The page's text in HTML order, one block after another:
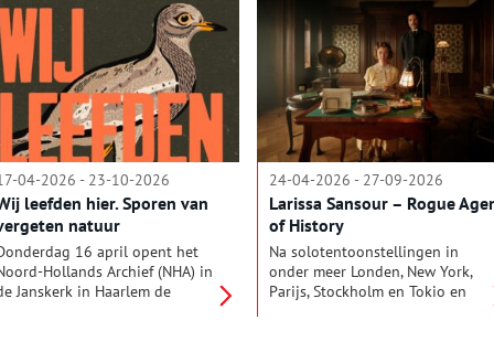
tentoonstelling geeft het
Dat niet alleen,
neemt je mee naar het
oude Frisia in de vroege
en de strijd met
de Franken.
vertelt je alles wat je nog niet
wist over dit gebied.
04-2026 - 23-10-2026
leefden hier. Sporen van
natuur
16 april opent het
Hollands Archief (NHA) in
Janskerk in Haarlem de
24-04-2026 - 27-09-2026
Larissa Sansour – Rogue
of History
Na solotentoonstellingen in
onder meer Londen, New York,
Parijs, Stockholm en Tokio en